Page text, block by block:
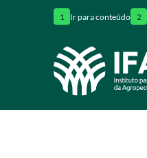
1 Ir para conteúdo 2